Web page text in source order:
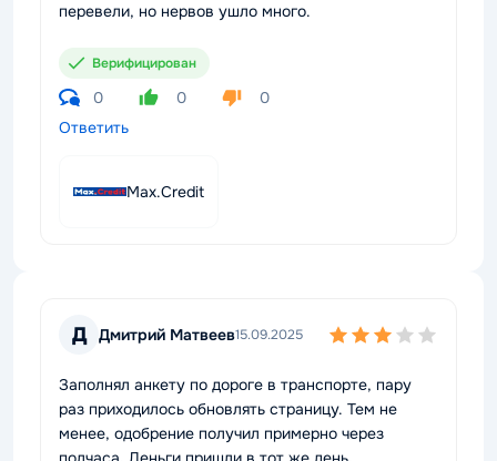
перевели, но нервов ушло много.
Верифицирован
0 0
0
Ответить
Max.Credit
Д Дмитрий Матвеев15.09.2025
Заполнял анкету по дороге в транспорте, пару
раз приходилось обновлять страницу. Тем не
менее, одобрение получил примерно через